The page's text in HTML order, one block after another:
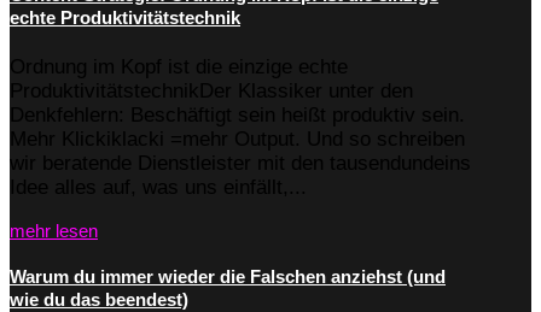
echte Produktivitätstechnik
Ordnung im Kopf ist die einzige echte
ProduktivitätstechnikDer Klassiker unter den
Denkfehlern: Beschäftigt sein heißt produktiv sein.
Mehr Klickiklacki =mehr Output. Und so schreiben
wir beratende Dienstleister mit den tausendundeins
Idee alles auf, was uns einfällt,...
mehr lesen
Warum du immer wieder die Falschen anziehst (und
wie du das beendest)